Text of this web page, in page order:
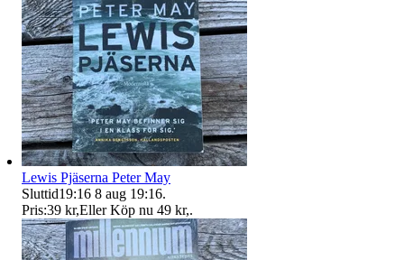
Lewis Pjäserna Peter May
Sluttid19:16 8 aug 19:16.
Pris:39 kr,Eller Köp nu 49 kr,.